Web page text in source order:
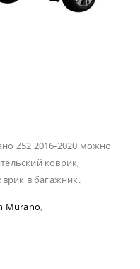
Z52 2016-2020 можно
коврик,
в багажник.
Murano,